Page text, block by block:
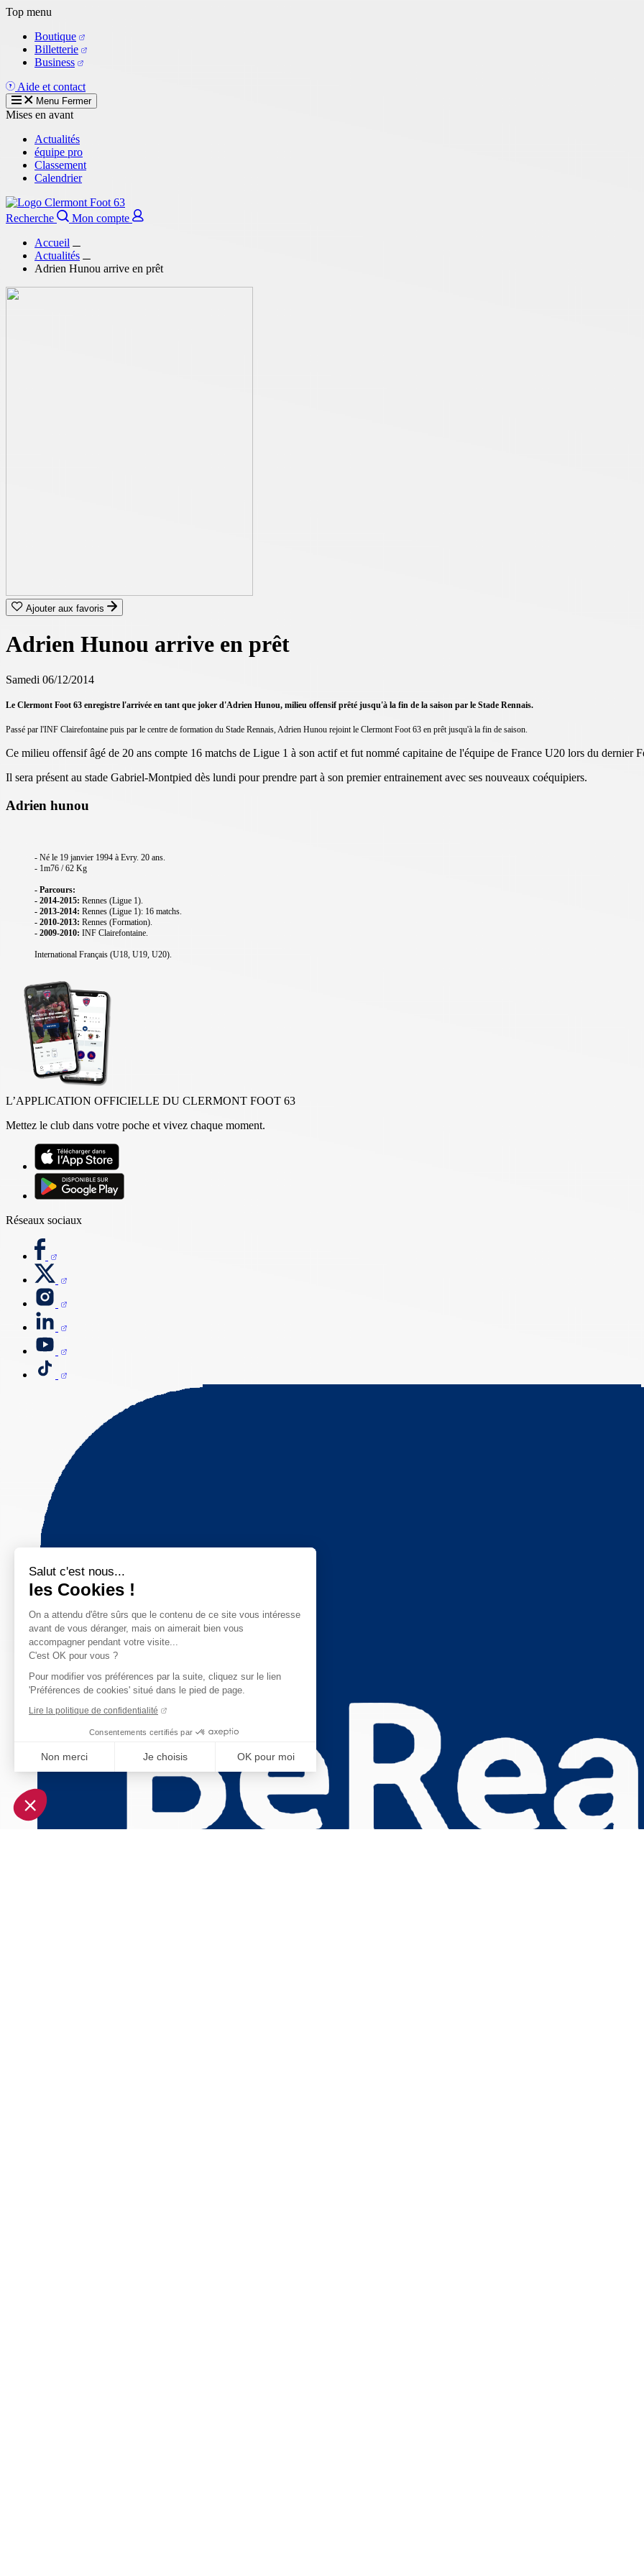
Salut c'est nous...
les Cookies !
On a attendu d'être sûrs que le contenu de ce site vous intéresse
avant de vous déranger, mais on aimerait bien vous
accompagner pendant votre visite...
C'est OK pour vous ?
Pour modifier vos préférences par la suite, cliquez sur le lien
'Préférences de cookies' situé dans le pied de page.
Lire la politique de confidentialité
Consentements certifiés par
Non merci Je choisis OK pour moi
Plateforme de Gestion du Consentement : Personnalisez vos Options
Notre plateforme vous permet d'adapter et de gérer vos paramètres de confidentialité, en garantissant la conformité avec
Aller
contenu
principal
Top menu
Boutique
Billetterie
Business
Aide et contact
Menu Fermer
Mises en avant
Actualités
équipe pro
Classement
Calendrier
Recherche
Mon compte
Accueil
Actualités
Adrien Hunou arrive en prêt
Ajouter aux favoris
Adrien Hunou arrive en prêt
Samedi 06/12/2014
Le Clermont Foot 63 enregistre l'arrivée en tant que joker d'Adrien Hunou, milieu offensif prêté jusqu'à la fin de la saison par le Stade Rennais.
Passé par l'INF Clairefontaine puis par le centre de formation du Stade Rennais, Adrien Hunou rejoint le Clermont Foot 63 en prêt jusqu'à la fin de saison.
Ce milieu offensif âgé de 20 ans compte 16 matchs de Ligue 1 à son actif et fut nommé capitaine de l'équipe de France U20 lors du dernier
Il sera présent au stade Gabriel-Montpied dès lundi pour prendre part à son premier entrainement avec ses nouveaux coéquipiers.
Adrien hunou
- Né le 19 janvier 1994 à Evry. 20 ans.
- 1m76 / 62 Kg
- Parcours:
- 2014-2015: Rennes (Ligue 1).
- 2013-2014: Rennes (Ligue 1): 16 matchs.
- 2010-2013: Rennes (Formation).
- 2009-2010: INF Clairefontaine.
International Français (U18, U19, U20).
L’APPLICATION OFFICIELLE DU CLERMONT FOOT 63
Mettez le club dans votre poche et vivez chaque moment.
Réseaux sociaux